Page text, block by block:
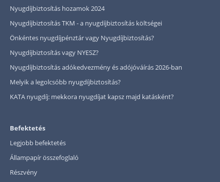
Nyugdíjbiztosítás hozamok 2024
Nyugdíjbiztosítás TKM - a nyugdíjbiztosítás költségei
Önkéntes nyugdíjpénztár vagy Nyugdíjbiztosítás?
Nyugdíjbiztosítás vagy NYESZ?
Nyugdíjbiztosítás adókedvezmény és adójóváírás 2026-ban
Melyik a legolcsóbb nyugdíjbiztosítás?
KATA nyugdíj: mekkora nyugdíjat kapsz majd katásként?
Befektetés
Legjobb befektetés
Állampapír összefoglaló
Részvény